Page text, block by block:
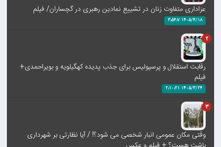
عزاداری متفاوت زنان در تشییع نمادین رهبری در گچساران/ فیلم
1405/4/18 3:54:7
2
رقابت استقلال و پرسپولیس برای جذب پدیده کهگیلویه و بویراحمدی+
فیلم
1405/3/24 2:10:21
3
وقتی مکان عمومی انبار شخصی می شود؟! / آیا نظارتی بر شهرداری